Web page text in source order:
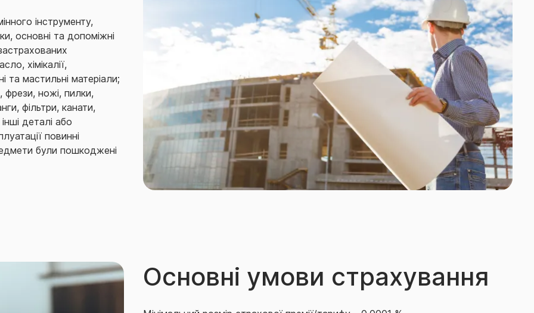
iнструменту,
основні та допоміжні
хімікалії,
та мастильні матеріали;
фрези, ножі, пилки,
фільтри, канати,
деталі або
повинні
були пошкоджені
Основні умови страхування